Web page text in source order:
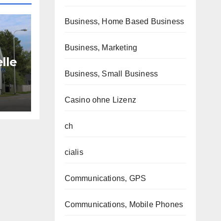
les
Business, Home Based Business
Business, Marketing
Business, Small Business
Casino ohne Lizenz
ch
cialis
Communications, GPS
Communications, Mobile Phones